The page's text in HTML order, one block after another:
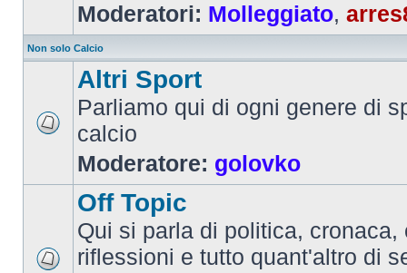
Moderatori: Molleggiato,
Non solo Calcio
Altri Sport
Parliamo qui di ogni genere di
calcio
Moderatore: golovko
Off Topic
Qui si parla di politica, cronaca,
riflessioni e tutto quant'altro di